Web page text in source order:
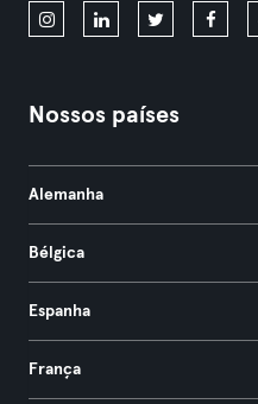
Nossos países
Alemanha
Bélgica
Espanha
França